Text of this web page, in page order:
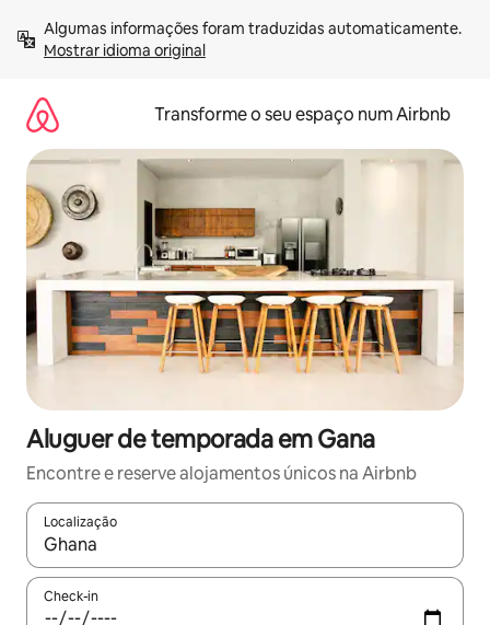
para
Mostrar idioma original
Transforme o seu espaço num Airbnb
Aluguer de temporada em Gana
Encontre e reserve alojamentos únicos na Airbnb
Localização
Quando os resultados estiverem disponíveis, navegue com
Check-in